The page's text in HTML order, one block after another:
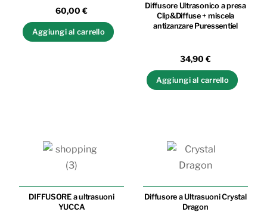
60,00 €
Aggiungi al carrello
Diffusore Ultrasonico a presa
Clip&Diffuse + miscela
antizanzare Puressentiel
34,90 €
Aggiungi al carrello
DIFFUSORE a ultrasuoni
YUCCA
Diffusore a Ultrasuoni Crystal
Dragon